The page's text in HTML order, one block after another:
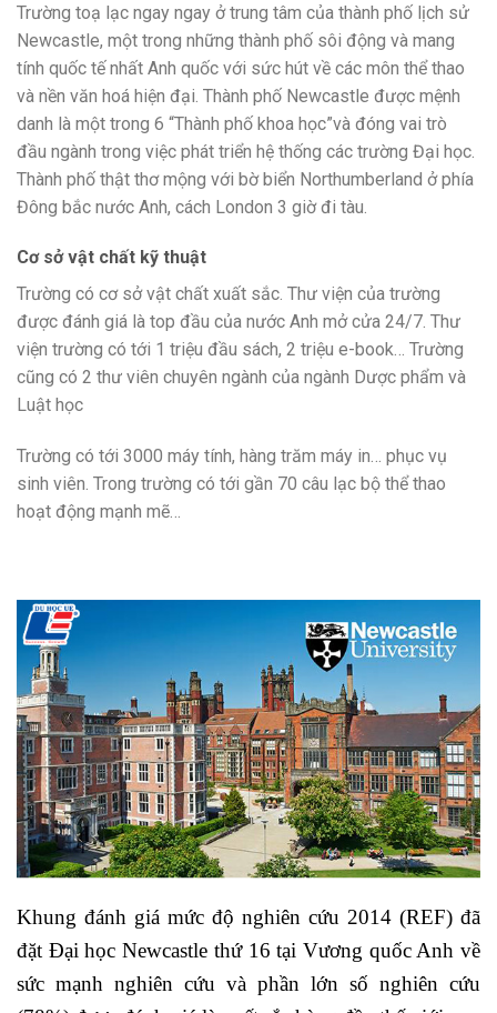
Trường toạ lạc ngay ngay ở trung tâm của thành phố lịch sử
Newcastle, một trong những thành phố sôi động và mang
tính quốc tế nhất Anh quốc với sức hút về các môn thể thao
và nền văn hoá hiện đại. Thành phố Newcastle được mệnh
danh là một trong 6 “Thành phố khoa học”và đóng vai trò
đầu ngành trong việc phát triển hệ thống các trường Đại học.
Thành phố thật thơ mộng với bờ biển Northumberland ở phía
Đông bắc nước Anh, cách London 3 giờ đi tàu.
Cơ sở vật chất kỹ thuật
Trường có cơ sở vật chất xuất sắc. Thư viện của trường
được đánh giá là top đầu của nước Anh mở cửa 24/7. Thư
viện trường có tới 1 triệu đầu sách, 2 triệu e-book… Trường
cũng có 2 thư viên chuyên ngành của ngành Dược phẩm và
Luật học
Trường có tới 3000 máy tính, hàng trăm máy in… phục vụ
sinh viên. Trong trường có tới gần 70 câu lạc bộ thể thao
hoạt động mạnh mẽ…
Khung đánh giá mức độ nghiên cứu 2014 (REF) đã
đặt Đại học Newcastle thứ 16 tại Vương quốc Anh về
sức mạnh nghiên cứu và phần lớn số nghiên cứu